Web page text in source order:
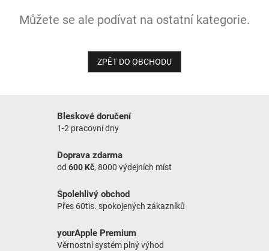
NOVINKY
Můžete se ale podívat na ostatní kategorie.
ZPĚT DO OBCHODU
Bleskové doručení
1-2 pracovní dny
Doprava zdarma
od 600 Kč, 8000 výdejních míst
Spolehlivý obchod
Přes 60tis. spokojených zákazníků
yourApple Premium
Věrnostní systém plný výhod